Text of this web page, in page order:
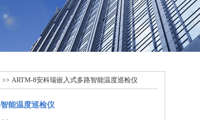
>> ARTM-8安科瑞嵌入式多路智能温度巡检仪
能温度巡检仪